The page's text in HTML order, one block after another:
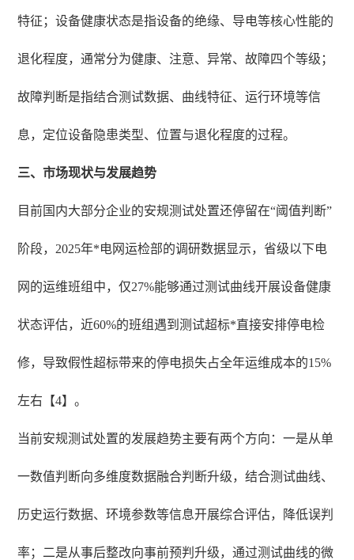
特征；设备健康状态是指设备的绝缘、导电等核心性能的
退化程度，通常分为健康、注意、异常、故障四个等级；
故障判断是指结合测试数据、曲线特征、运行环境等信
息，定位设备隐患类型、位置与退化程度的过程。
三、市场现状与发展趋势
目前国内大部分企业的安规测试处置还停留在“阈值判断”
阶段，2025年*电网运检部的调研数据显示，省级以下电
网的运维班组中，仅27%能够通过测试曲线开展设备健康
状态评估，近60%的班组遇到测试超标*直接安排停电检
修，导致假性超标带来的停电损失占全年运维成本的15%
左右【4】。
当前安规测试处置的发展趋势主要有两个方向：一是从单
一数值判断向多维度数据融合判断升级，结合测试曲线、
历史运行数据、环境参数等信息开展综合评估，降低误判
率；二是从事后整改向事前预判升级，通过测试曲线的微